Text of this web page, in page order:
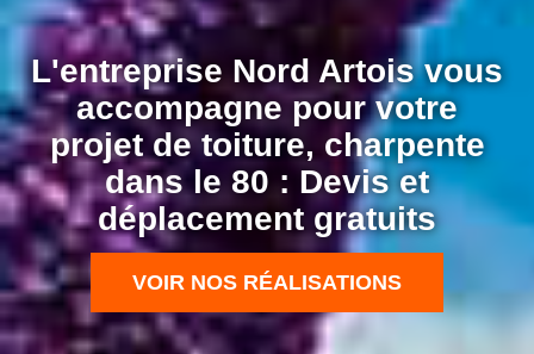
L'entreprise Nord Artois vous
accompagne pour votre
projet de toiture, charpente
dans le 80 : Devis et
déplacement gratuits
VOIR NOS RÉALISATIONS